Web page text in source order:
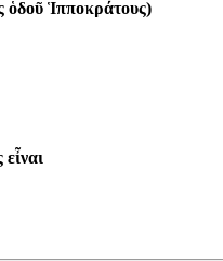
ὁδοῦ Ἱπποκράτους)